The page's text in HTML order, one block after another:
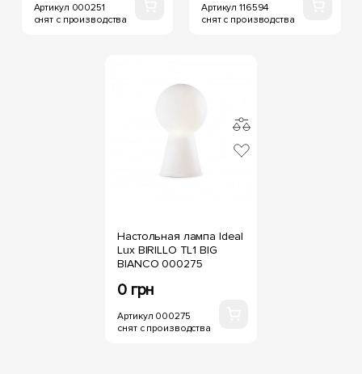
Артикул 000251
снят с производства
Артикул 116594
снят с производства
Настольная лампа Ideal
Lux BIRILLO TL1 BIG
BIANCO 000275
0 грн
Артикул 000275
снят с производства